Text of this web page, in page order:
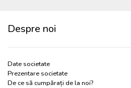
Despre noi
Date societate
Prezentare societate
De ce să cumpărați de la noi?